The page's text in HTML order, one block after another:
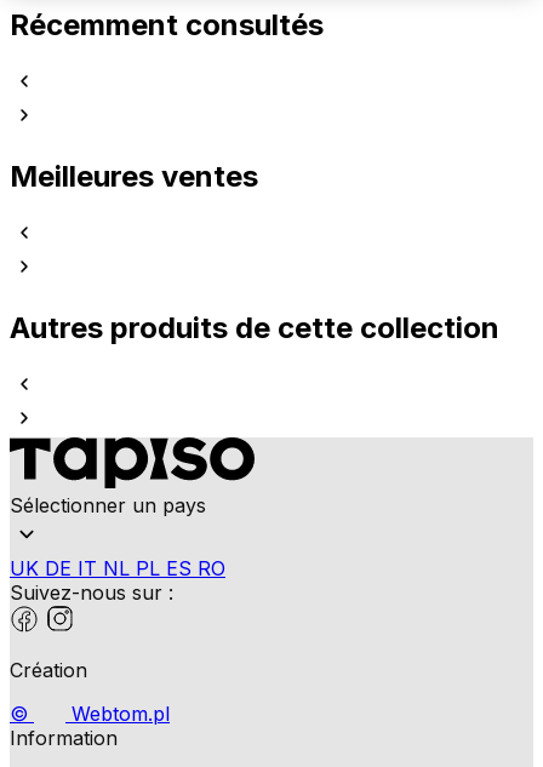
Récemment consultés
Meilleures ventes
Autres produits de cette collection
Sélectionner un pays
UK DE IT NL PL ES RO
Suivez-nous sur :
Création
©
Webtom.pl
Information